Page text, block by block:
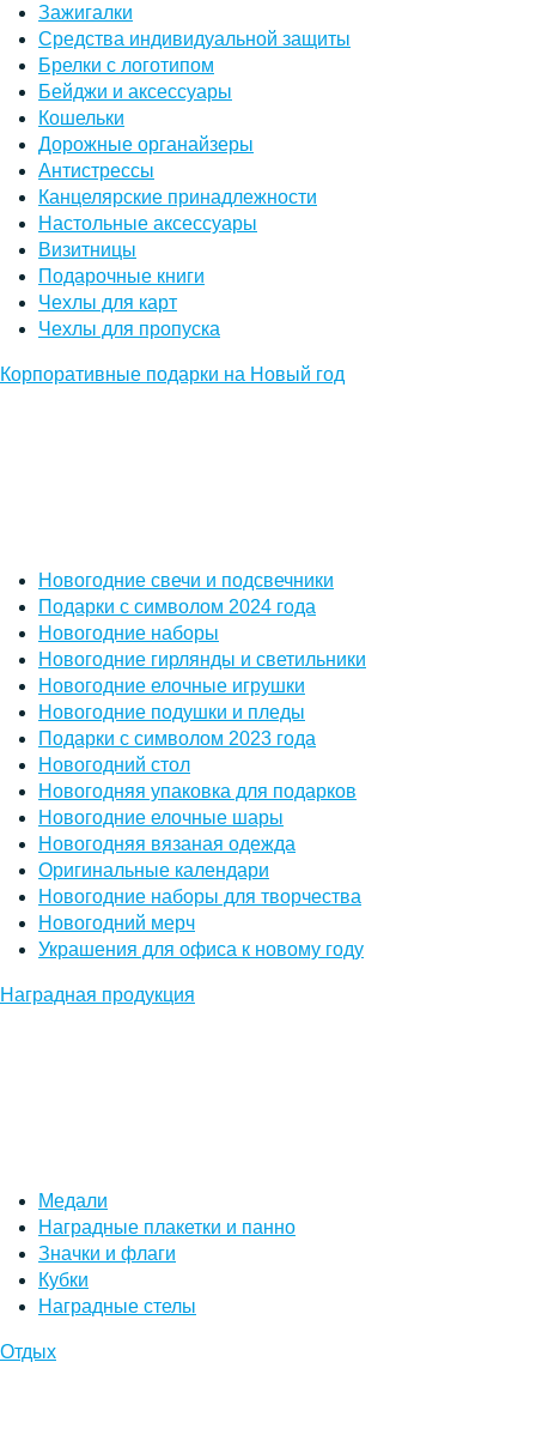
Зажигалки
Средства индивидуальной защиты
Брелки с логотипом
Бейджи и аксессуары
Кошельки
Дорожные органайзеры
Антистрессы
Канцелярские принадлежности
Настольные аксессуары
Визитницы
Подарочные книги
Чехлы для карт
Чехлы для пропуска
Корпоративные подарки на Новый год
Новогодние свечи и подсвечники
Подарки с символом 2024 года
Новогодние наборы
Новогодние гирлянды и светильники
Новогодние елочные игрушки
Новогодние подушки и пледы
Подарки с символом 2023 года
Новогодний стол
Новогодняя упаковка для подарков
Новогодние елочные шары
Новогодняя вязаная одежда
Оригинальные календари
Новогодние наборы для творчества
Новогодний мерч
Украшения для офиса к новому году
Наградная продукция
Медали
Наградные плакетки и панно
Значки и флаги
Кубки
Наградные стелы
Отдых